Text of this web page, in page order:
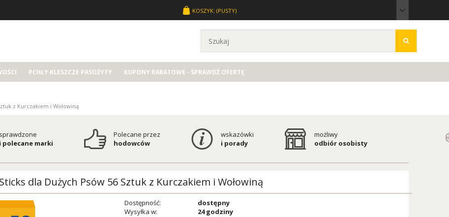
KOSZYK: (PUSTY)
PCHŁY KLESZCZE PASOŻYTY KUPONY RABATOWE - SPRAWDŹ OFERTĘ
z Kurczakiem i Wołowiną
sprawdzone
i polecane marki
Polecane przez
hodowców
wskazówki
i porady
możliwy
odbiór osobisty
dla Dużych Psów 56 Sztuk z Kurczakiem i Wołowiną
Dostępność:
dostępny
Wysyłka w:
24 godziny